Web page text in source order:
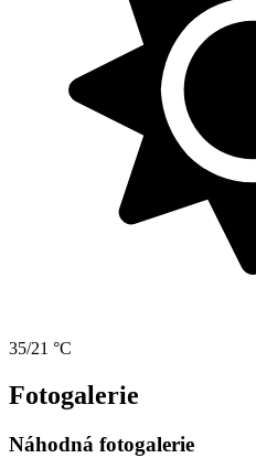
35/21 °C
Fotogalerie
Náhodná fotogalerie